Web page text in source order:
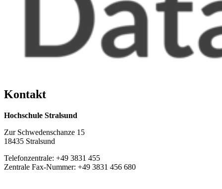
Kon­takt
Hochschule Stralsund
Zur Schwedenschanze 15
18435 Stralsund
Telefonzentrale: +49 3831 455
Zentrale Fax-Nummer: +49 3831 456 680